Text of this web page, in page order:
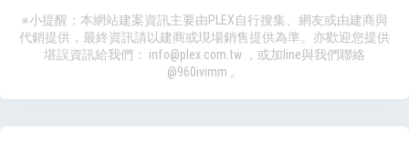
※小提醒：本網站建案資訊主要由PLEX自行搜集、網友或由建商與
代銷提供，最終資訊請以建商或現場銷售提供為準。亦歡迎您提供
堪誤資訊給我們： info@plex.com.tw ，或加line與我們聯絡
@960ivimm 。